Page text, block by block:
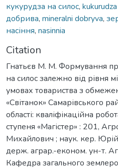
кукурудза на силос,
добрива, mineralni dobryva,
насіння, nasinnia
Citation
Гнатьєв М. М. Формування
на силос залежно від рівня
умовах товариства з
«Світанок» Самарівського
області: кваліфікаційна
ступеня «Магістер» : 201,
Михайлович ; наук. кер.
держ. аграр.-економ. ун-т.
Кафедра загального